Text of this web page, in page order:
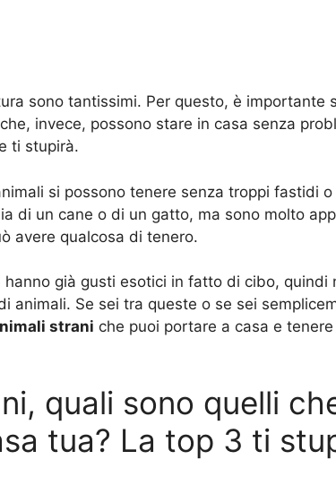
sono tantissimi. Per questo, è importante
invece, possono stare in casa senza
ti stupirà.
si possono tenere senza troppi fastidi
di un cane o di un gatto, ma sono molto
avere qualcosa di tenero.
hanno già gusti esotici in fatto di cibo, quindi
animali. Se sei tra queste o se sei
strani che puoi portare a casa e
quali sono quelli
tua? La top 3 ti